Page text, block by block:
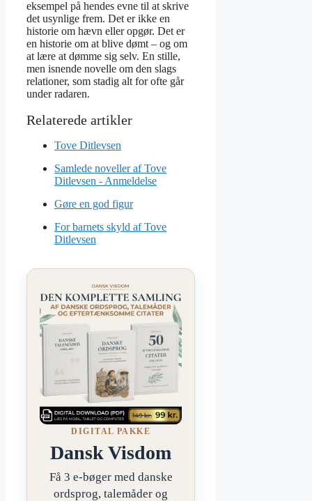
eksempel på hendes evne til at skrive
det usynlige frem. Det er ikke en
historie om hævn eller opgør. Det er
en historie om at blive dømt – og om
at lære at dømme sig selv. En stille,
men isnende novelle om den slags
relationer, som stadig alt for ofte går
under radaren.
Tove Ditlevsen
Samlede noveller af Tove
Ditlevsen - Anmeldelse
Gøre en god figur
For barnets skyld af Tove
Ditlevsen
DIGITAL PAKKE
Dansk Visdom
Få 3 e-bøger med danske
ordsprog, talemåder og